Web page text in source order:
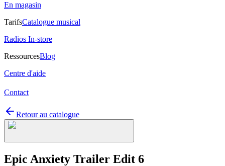
En magasin
TarifsCatalogue musical
Radios In-store
RessourcesBlog
Centre d'aide
Contact
Retour au catalogue
Epic Anxiety Trailer Edit 6